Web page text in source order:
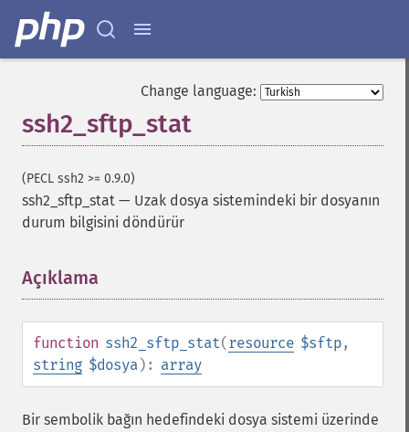
Change language:
ssh2_sftp_stat
(PECL ssh2 >= 0.9.0)
ssh2_sftp_stat — Uzak dosya sistemindeki bir dosyanın
durum bilgisini döndürür
Açıklama
function ssh2_sftp_stat(resource $sftp,
string $dosya): array
Bir sembolik bağın hedefindeki dosya sistemi üzerinde